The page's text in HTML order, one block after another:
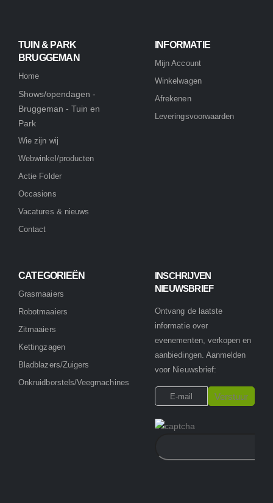
TUIN & PARK
BRUGGEMAN
Home
Shows/opendagen -
Bruggeman - Tuin en
Park
Wie zijn wij
Webwinkel/producten
Actie Folder
Occasions
Vacatures & nieuws
Contact
INFORMATIE
Mijn Account
Winkelwagen
Afrekenen
Leveringsvoorwaarden
CATEGORIEËN
Grasmaaiers
Robotmaaiers
Zitmaaiers
Kettingzagen
Bladblazers/Zuigers
Onkruidborstels/Veegmachines
INSCHRIJVEN
NIEUWSBRIEF
Ontvang de laatste
informatie over
evenementen, verkopen en
aanbiedingen. Aanmelden
voor Nieuwsbrief: